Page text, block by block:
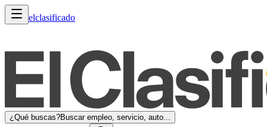
elclasificado
¿Qué buscas?Buscar empleo, servicio, auto...